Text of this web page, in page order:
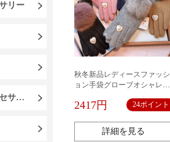
リー
スマホアクセサリー
秋冬新品レディースファッシ
ョン手袋グローブオシャレカ
2417円 24ポイント
詳細を見る